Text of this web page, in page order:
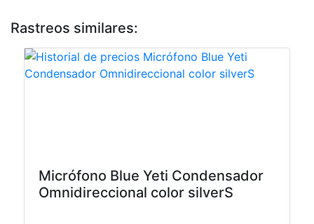
Rastreos similares:
Micrófono Blue Yeti Condensador
Omnidireccional color silverS